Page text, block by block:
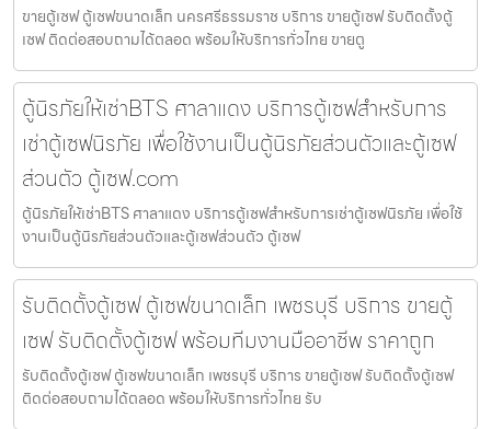
ขายตู้เซฟ ตู้เซฟขนาดเล็ก นครศรีธรรมราช บริการ ขายตู้เซฟ รับติดตั้งตู้
เซฟ ติดต่อสอบถามได้ตลอด พร้อมให้บริการทั่วไทย ขายตู
ตู้นิรภัยให้เช่าBTS ศาลาแดง บริการตู้เซฟสำหรับการ
เช่าตู้เซฟนิรภัย เพื่อใช้งานเป็นตู้นิรภัยส่วนตัวและตู้เซฟ
ส่วนตัว ตู้เซฟ.com
ตู้นิรภัยให้เช่าBTS ศาลาแดง บริการตู้เซฟสำหรับการเช่าตู้เซฟนิรภัย เพื่อใช้
งานเป็นตู้นิรภัยส่วนตัวและตู้เซฟส่วนตัว ตู้เซฟ
รับติดตั้งตู้เซฟ ตู้เซฟขนาดเล็ก เพชรบุรี บริการ ขายตู้
เซฟ รับติดตั้งตู้เซฟ พร้อมทีมงานมืออาชีพ ราคาถูก
รับติดตั้งตู้เซฟ ตู้เซฟขนาดเล็ก เพชรบุรี บริการ ขายตู้เซฟ รับติดตั้งตู้เซฟ
ติดต่อสอบถามได้ตลอด พร้อมให้บริการทั่วไทย รับ